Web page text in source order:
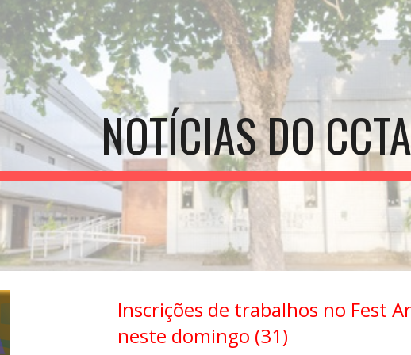
to main content Skip to navigation
NOTÍCIAS DO CCTA
Inscrições de trabalhos no Fest
neste domingo (31)